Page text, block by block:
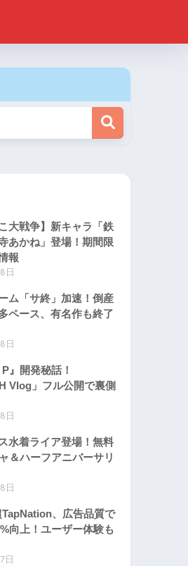
大戦争】新キャラ「鉄
あかね」登場！期間限
報
日
ム「サ終」加速！倒産
ペース、有名作も終了
日
P』開発秘話！
Vlog」フル公開で裏側
日
水着ライア登場！無料
＆ハーフアニバーサリ
日
TapNation、広告品質で
向上！ユーザー体験も
日